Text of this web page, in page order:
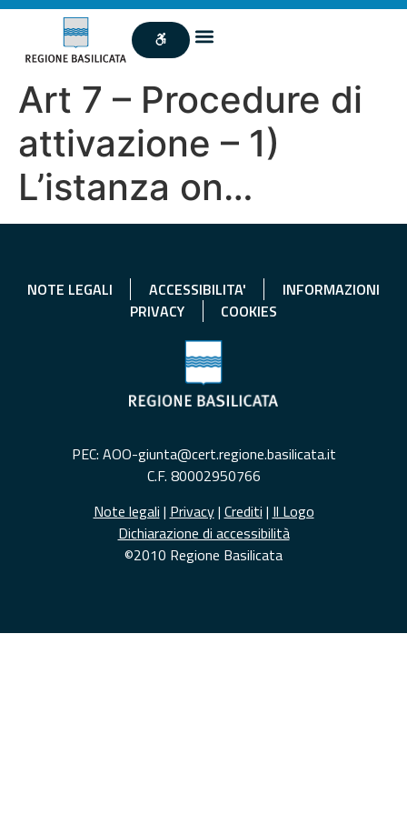
Art 7 – Procedure di
attivazione – 1)
L’istanza on…
NOTE LEGALI ACCESSIBILITA'
INFORMAZIONI
PRIVACY
COOKIES
PEC: AOO-giunta@cert.regione.basilicata.it
C.F. 80002950766
Note legali | Privacy| Crediti | Il Logo
Dichiarazione di accessibilità
©2010 Regione Basilicata